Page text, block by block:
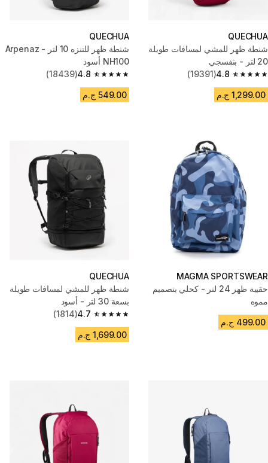
QUECHUA
شنطة ظهر للمشي لمسافات طويلة
20 لتر - بنفسجي
4.8
4.8 out of 5 stars from 19391 reviews
(19391)
1,299.00 ج.م
QUECHUA
شنطة ظهر للتنزه 10 لتر - Arpenaz
NH100 أسود
4.8
4.8 out of 5 stars from 18439 reviews
(18439)
549.00 ج.م
MAGMA SPORTSWEAR
حقيبة ظهر 24 لتر - كحلي بتصميم
مموه
499.00 ج.م
QUECHUA
شنطة ظهر للمشي لمسافات طويلة
بسعة 30 لتر - أسود
4.7
4.7 out of 5 stars from 1814 reviews
(1814)
1,699.00 ج.م